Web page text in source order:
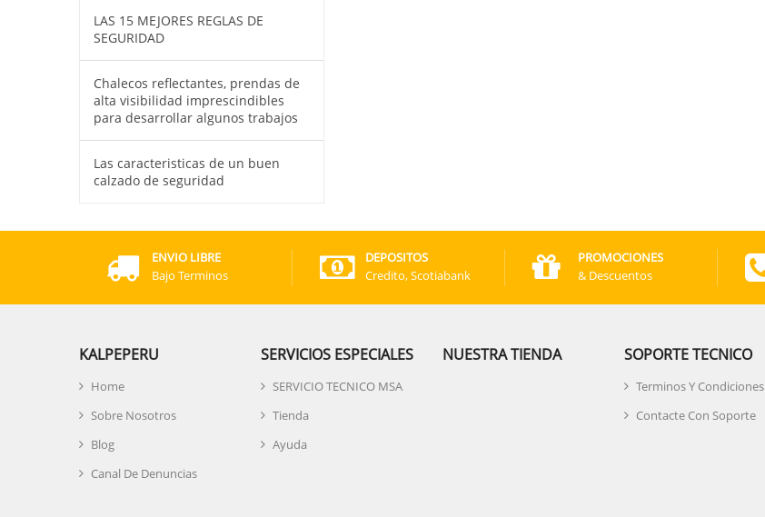
LAS 15 MEJORES REGLAS DE
SEGURIDAD
Chalecos reflectantes, prendas de
alta visibilidad imprescindibles
para desarrollar algunos trabajos
Las caracteristicas de un buen
calzado de seguridad
ENVIO LIBRE
Bajo Terminos
DEPOSITOS
Credito, Scotiabank
PROMOCIONES
& Descuentos
KALPEPERU
Home
Sobre Nosotros
Blog
Canal De Denuncias
SERVICIOS ESPECIALES
SERVICIO TECNICO MSA
Tienda
Ayuda
NUESTRA TIENDA SOPORTE TECNICO
Terminos Y Condiciones
Contacte Con Soporte